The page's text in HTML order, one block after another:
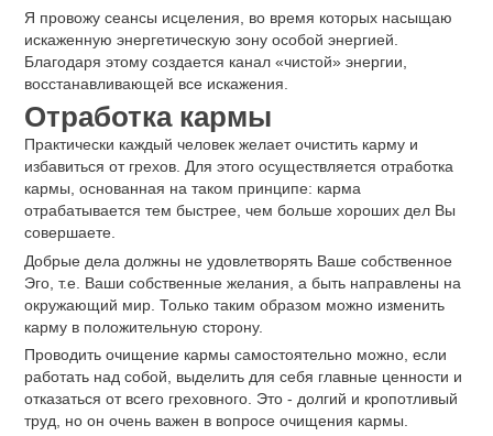
Я провожу сеансы исцеления, во время которых насыщаю
искаженную энергетическую зону особой энергией.
Благодаря этому создается канал «чистой» энергии,
восстанавливающей все искажения.
Отработка кармы
Практически каждый человек желает очистить карму и
избавиться от грехов. Для этого осуществляется отработка
кармы, основанная на таком принципе: карма
отрабатывается тем быстрее, чем больше хороших дел Вы
совершаете.
Добрые дела должны не удовлетворять Ваше собственное
Эго, т.е. Ваши собственные желания, а быть направлены на
окружающий мир. Только таким образом можно изменить
карму в положительную сторону.
Проводить очищение кармы самостоятельно можно, если
работать над собой, выделить для себя главные ценности и
отказаться от всего греховного. Это - долгий и кропотливый
труд, но он очень важен в вопросе очищения кармы.